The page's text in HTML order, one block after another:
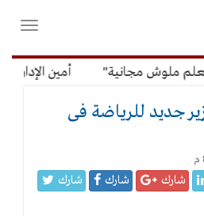
فتح
أمين الإدارة المحلية:
جديد للرياضة فى
شارك شارك شارك